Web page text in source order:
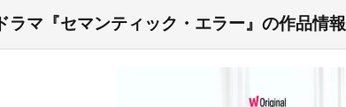
ドラマ『セマンティック・エラー』の作品情報